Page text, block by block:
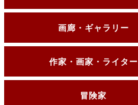
画廊・ギャラリー
作家・画家・ライター
冒険家